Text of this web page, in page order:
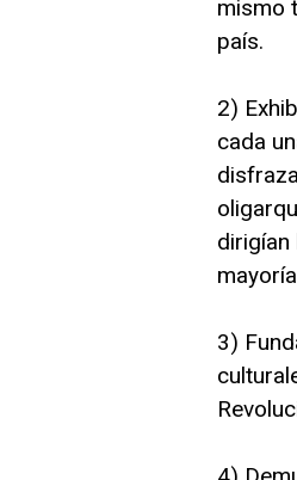
mismo
país.
2)
cada
dirigían
3)